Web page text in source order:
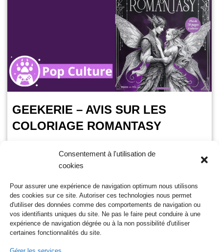
Consentement à l'utilisation de
cookies
Pour assurer une expérience de navigation optimum nous utilisons
des cookies sur ce site. Autoriser ces technologies nous permet
d'utiliser des données comme des comportements de navigation ou
vos identifiants uniques du site. Ne pas le faire peut conduire à une
expérience de navigation dégrée ou à la non possibilité d'utiliser
certaines fonctionnalités du site.
GEEKERIE – AVIS SUR LES
COLORIAGE ROMANTASY
Temps de lecture :3 minutes
magnifique livre de coloriage romantasy, tiré de la littérature
young adult, mélange de romance et de fantastique.
Des…Lire la suite »